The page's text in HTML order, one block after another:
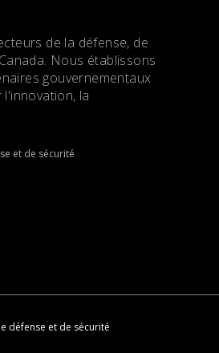
de la défense, de
Nous établissons
gouvernementaux
la
et de sécurité
défense et de sécurité